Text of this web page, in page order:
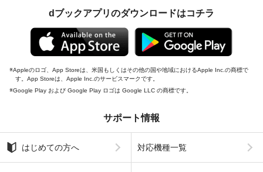
dブックアプリのダウンロードはコチラ
Appleのロゴ、App Storeは、米国もしくはその他の国や地域におけるApple Inc.の商標で
す。App Storeは、Apple Inc.のサービスマークです。
Google Play および Google Play ロゴは Google LLC の商標です。
サポート情報
はじめての方へ 対応機種一覧